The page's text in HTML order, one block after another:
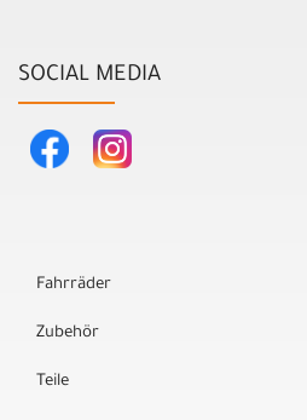
SOCIAL MEDIA
Fahrräder
Zubehör
Teile